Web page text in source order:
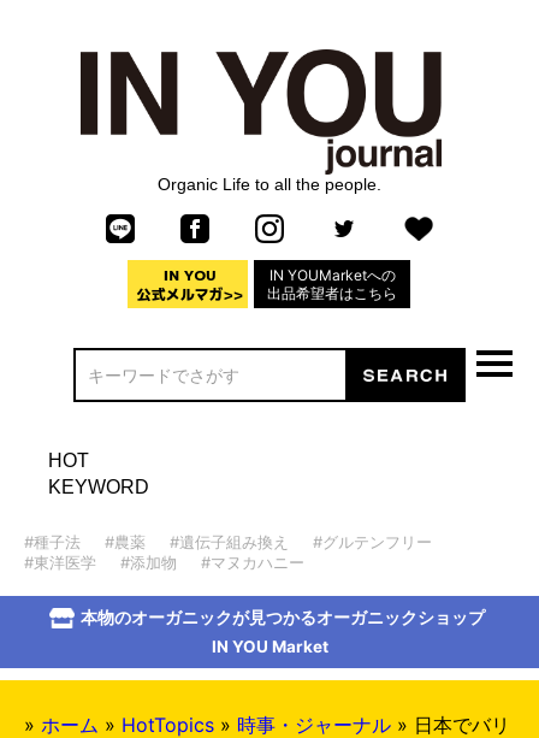
Organic Life to all the people.
IN YOUMarketへの
出品希望者はこちら
HOT
KEYWORD
#種子法 #農薬 #遺伝子組み換え
#グルテンフリー
#東洋医学
#添加物 #マヌカハニー
本物のオーガニックが見つかるオーガニックショップ
IN YOU Market
» ホーム » HotTopics » 時事・ジャーナル » 日本でバリ